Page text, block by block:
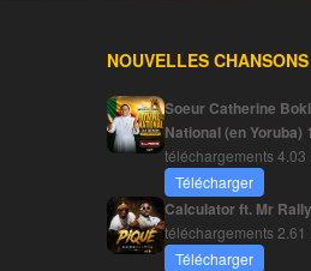
NOUVELLES CHANSONS
Soeur Catherine
National (en Yoruba)
téléchargements4.03
Télécharger
Calculator ft. Mr
téléchargements 2.61
Télécharger